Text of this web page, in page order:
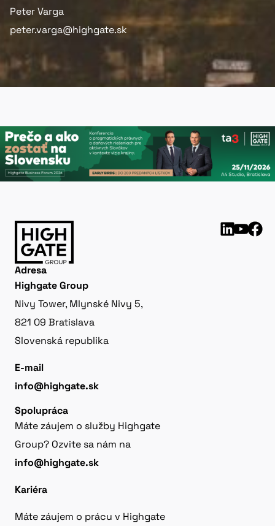
Peter Varga
peter.varga@highgate.sk
Adresa
Highgate Group
Nivy Tower, Mlynské Nivy 5,
821 09 Bratislava
Slovenská republika
E-mail
info@highgate.sk
Spolupráca
Máte záujem o služby Highgate
Group? Ozvite sa nám na
info@highgate.sk
Kariéra
Máte záujem o prácu v Highgate